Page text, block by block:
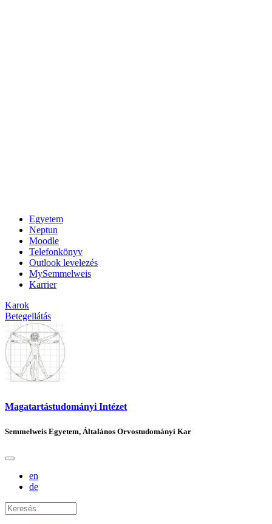
Egyetem
Neptun
Moodle
Telefonkönyv
Outlook levelezés
MySemmelweis
Karrier
Karok
Betegellátás
Magatartástudományi Intézet
Semmelweis Egyetem, Általános Orvostudományi Kar
en
de